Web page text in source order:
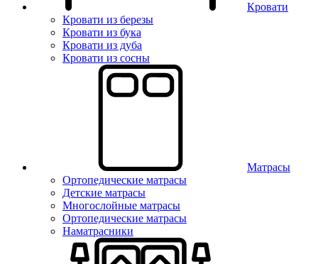
Кровати
Кровати из березы
Кровати из бука
Кровати из дуба
Кровати из сосны
Матрасы
Ортопедические матрасы
Детские матрасы
Многослойные матрасы
Ортопедические матрасы
Наматрасники